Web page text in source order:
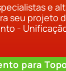
e
seu projeto
-
para